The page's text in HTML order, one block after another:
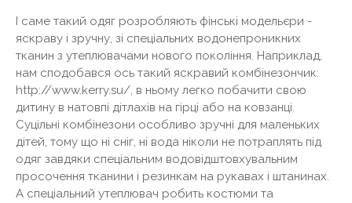
І саме такий одяг розробляють фінські модельєри -
яскраву і зручну, зі спеціальних водонепроникних
тканин з утеплювачами нового покоління. Наприклад,
нам сподобався ось такий яскравий комбінезончик:
http://www.kerry.su/, в ньому легко побачити свою
дитину в натовпі дітлахів на гірці або на ковзанці.
Суцільні комбінезони особливо зручні для маленьких
дітей, тому що ні сніг, ні вода ніколи не потраплять під
одяг завдяки спеціальним водовідштовхувальним
просочення тканини і резинкам на рукавах і штанинах.
А спеціальний утеплювач робить костюми та